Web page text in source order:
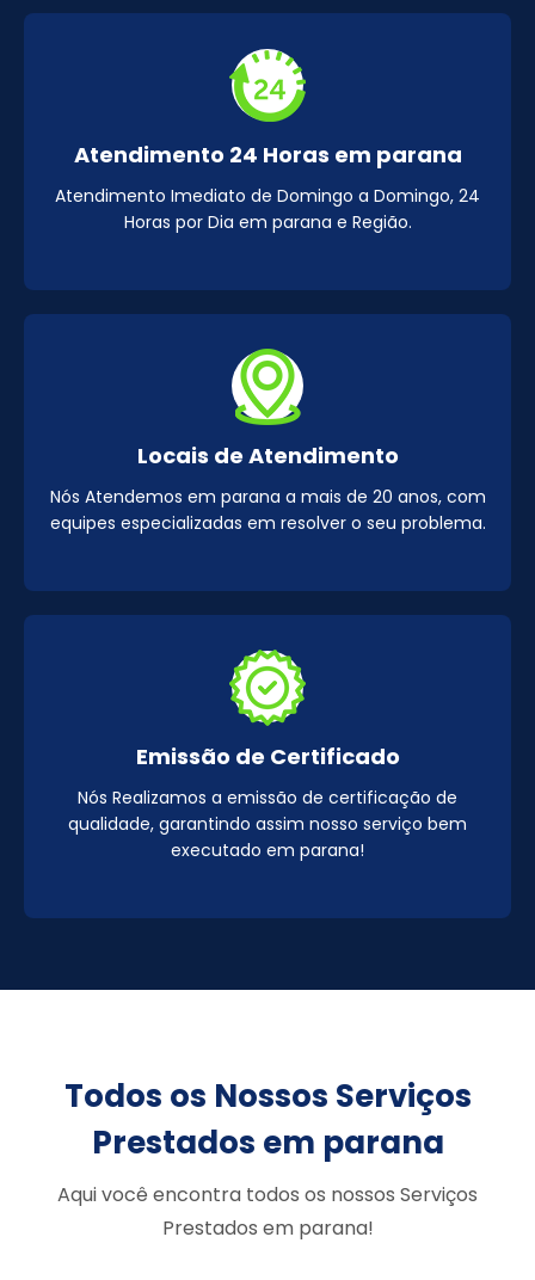
Atendimento 24 Horas em parana
Atendimento Imediato de Domingo a Domingo, 24
Horas por Dia em parana e Região.
Locais de Atendimento
Nós Atendemos em parana a mais de 20 anos, com
equipes especializadas em resolver o seu problema.
Emissão de Certificado
Nós Realizamos a emissão de certificação de
qualidade, garantindo assim nosso serviço bem
executado em parana!
Todos os Nossos Serviços
Prestados em parana
Aqui você encontra todos os nossos Serviços
Prestados em parana!